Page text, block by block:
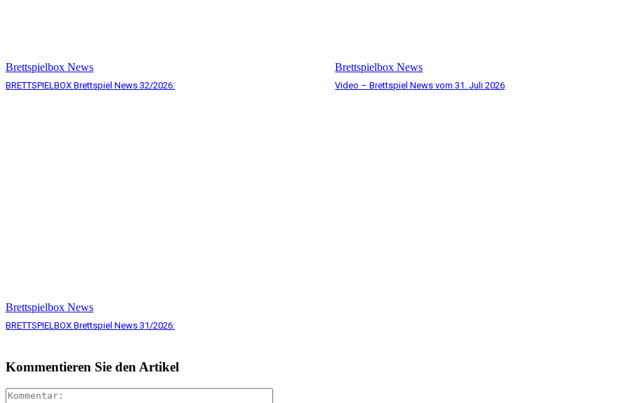
Brettspielbox News
BRETTSPIELBOX Brettspiel News 32/2026:
Brettspielbox News
Video – Brettspiel News vom 31. Juli 2026
Brettspielbox News
BRETTSPIELBOX Brettspiel News 31/2026:
Kommentieren Sie den Artikel